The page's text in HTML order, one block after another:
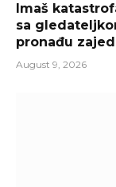
Imaš
sa
pronađu
August 9, 2026